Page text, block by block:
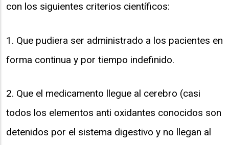
con los siguientes criterios científicos:
1. Que pudiera ser administrado a los pacientes en
forma continua y por tiempo indefinido.
2. Que el medicamento llegue al cerebro (casi
todos los elementos anti oxidantes conocidos son
detenidos por el sistema digestivo y no llegan al